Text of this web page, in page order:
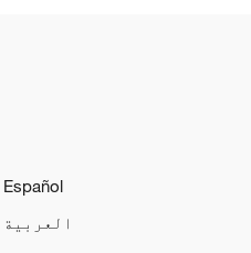
Español
العربية